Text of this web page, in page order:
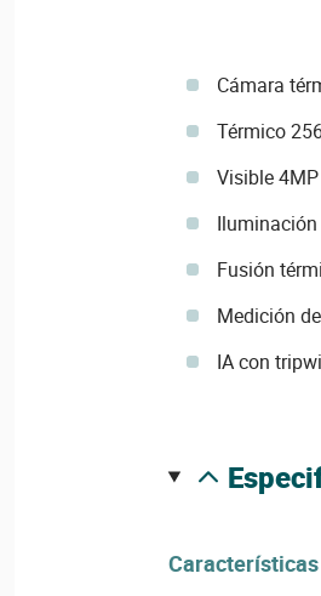
Cámara
Térmico
Visible
Fusión
Medición
IA con